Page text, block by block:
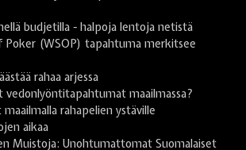
budjetilla - halpoja lentoja netistä
Poker (WSOP) tapahtuma merkitsee
rahaa arjessa
maailmassa?
rahapelien ystäville
aikaa
Muistoja: Unohtumattomat Suomalaiset